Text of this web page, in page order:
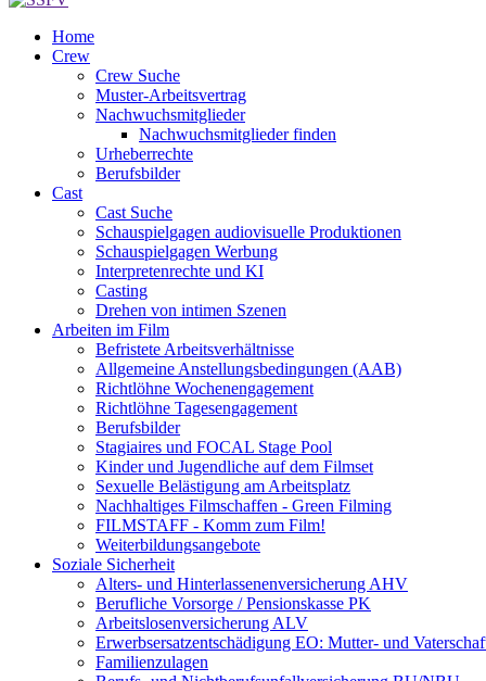
Home
Crew
Crew Suche
Muster-Arbeitsvertrag
Nachwuchsmitglieder
Nachwuchsmitglieder finden
Urheberrechte
Berufsbilder
Cast
Cast Suche
Schauspielgagen audiovisuelle Produktionen
Schauspielgagen Werbung
Interpretenrechte und KI
Casting
Drehen von intimen Szenen
Arbeiten im Film
Befristete Arbeitsverhältnisse
Allgemeine Anstellungsbedingungen (AAB)
Richtlöhne Wochenengagement
Richtlöhne Tagesengagement
Berufsbilder
Stagiaires und FOCAL Stage Pool
Kinder und Jugendliche auf dem Filmset
Sexuelle Belästigung am Arbeitsplatz
Nachhaltiges Filmschaffen - Green Filming
FILMSTAFF - Komm zum Film!
Weiterbildungsangebote
Soziale Sicherheit
Alters- und Hinterlassenenversicherung AHV
Berufliche Vorsorge / Pensionskasse PK
Arbeitslosenversicherung ALV
Erwerbsersatzentschädigung EO: Mutter- und
Familienzulagen